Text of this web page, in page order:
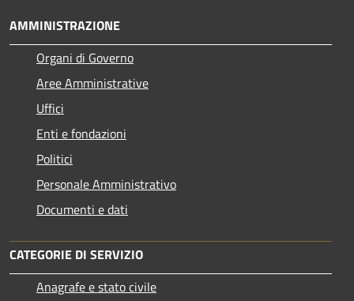
AMMINISTRAZIONE
Organi di Governo
Aree Amministrative
Uffici
Enti e fondazioni
Politici
Personale Amministrativo
Documenti e dati
CATEGORIE DI SERVIZIO
Anagrafe e stato civile